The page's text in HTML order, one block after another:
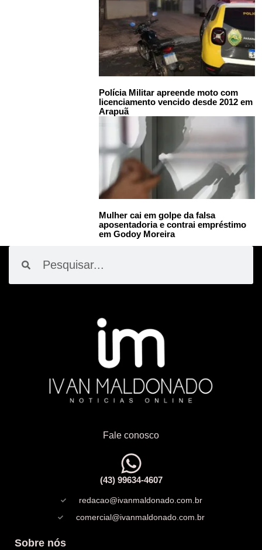
Polícia Militar apreende moto com
licenciamento vencido desde 2012 em
Arapuã
Mulher cai em golpe da falsa
aposentadoria e contrai empréstimo
em Godoy Moreira
Fale conosco
(43) 99634-4607
redacao@ivanmaldonado.com.br
comercial@ivanmaldonado.com.br
Sobre nós